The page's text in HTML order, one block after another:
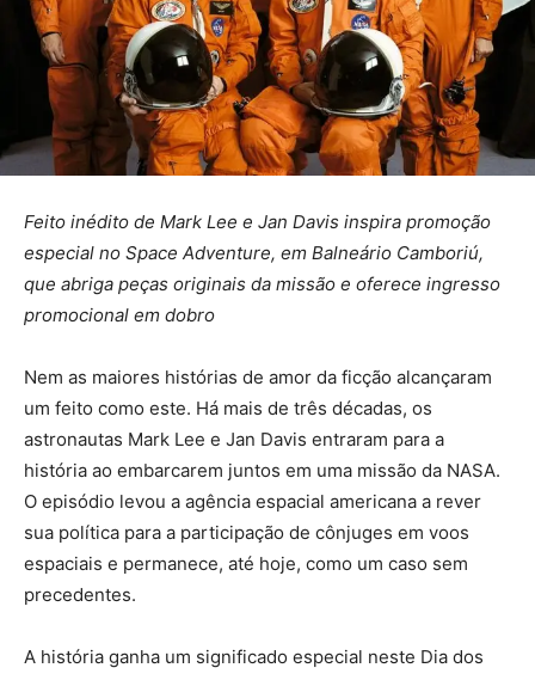
Feito inédito de Mark Lee e Jan Davis inspira promoção
especial no Space Adventure, em Balneário Camboriú,
que abriga peças originais da missão e oferece ingresso
promocional em dobro
Nem as maiores histórias de amor da ficção alcançaram
um feito como este. Há mais de três décadas, os
astronautas Mark Lee e Jan Davis entraram para a
história ao embarcarem juntos em uma missão da NASA.
O episódio levou a agência espacial americana a rever
sua política para a participação de cônjuges em voos
espaciais e permanece, até hoje, como um caso sem
precedentes.
A história ganha um significado especial neste Dia dos